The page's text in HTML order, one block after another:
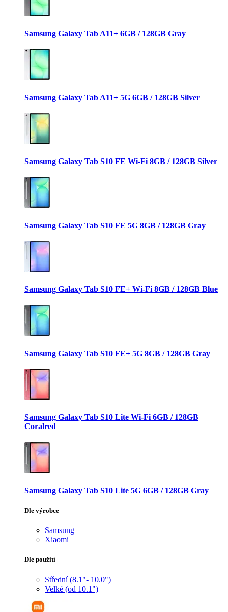
Samsung Galaxy Tab A11+ 6GB / 128GB Gray
Samsung Galaxy Tab A11+ 5G 6GB / 128GB Silver
Samsung Galaxy Tab S10 FE Wi-Fi 8GB / 128GB Silver
Samsung Galaxy Tab S10 FE 5G 8GB / 128GB Gray
Samsung Galaxy Tab S10 FE+ Wi-Fi 8GB / 128GB Blue
Samsung Galaxy Tab S10 FE+ 5G 8GB / 128GB Gray
Samsung Galaxy Tab S10 Lite Wi-Fi 6GB / 128GB
Coralred
Samsung Galaxy Tab S10 Lite 5G 6GB / 128GB Gray
Dle výrobce
Samsung
Xiaomi
Dle použití
Střední (8.1"- 10.0")
Velké (od 10.1")